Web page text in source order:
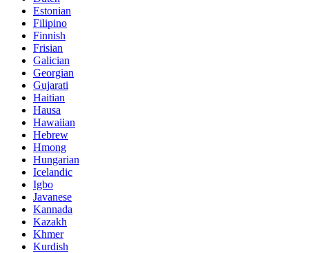
Estonian
Filipino
Finnish
Frisian
Galician
Georgian
Gujarati
Haitian
Hausa
Hawaiian
Hebrew
Hmong
Hungarian
Icelandic
Igbo
Javanese
Kannada
Kazakh
Khmer
Kurdish